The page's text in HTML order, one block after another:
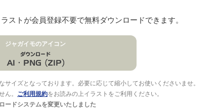
ストが会員登録不要で無料ダウンロードできます。
ジャガイモのアイコン
イズとなっております。必要に応じて縮小してお使いくださいませ。
ん。 ご利用規約をお読みの上イラストをご利用ください。
ードシステムを変更いたしました